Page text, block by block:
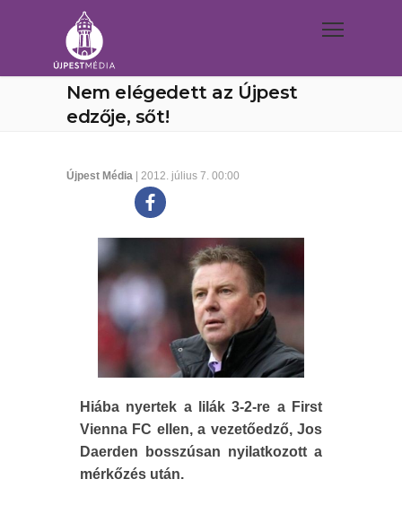
Nem elégedett az Újpest
edzője, sőt!
Újpest Média | 2012. július 7. 00:00
Hiába nyertek a lilák 3-2-re a First
Vienna FC ellen, a vezetőedző, Jos
Daerden bosszúsan nyilatkozott a
mérkőzés után.